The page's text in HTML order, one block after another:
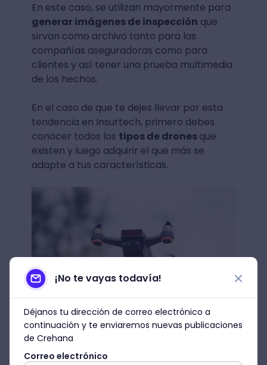
En este caso, se utilizan mayormente para
generar imágenes de inspección que
sirvan como archivo tanto para las
compañías aseguradoras como para
clientes y así tener una prueba multimedia
de los hechos.
En el caso de que te dejes llevar por esta
tendencia en Insurtech, primero debes
conocer todos los tipos de dronesque
existen y luego adquirir el que más se
adapte a tus características.
Fuente: Pexels
Ciberseguridad
¡No te vayas todavía!
Déjanos tu dirección de correo electrónico a
continuación y te enviaremos nuevas publicaciones
de Crehana
Correo electrónico